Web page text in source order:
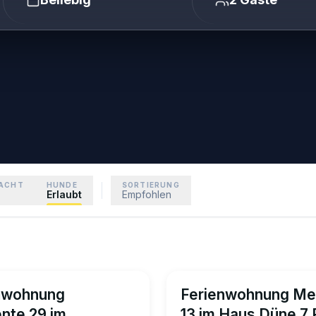
Wir helfen
HUNDE
Erlaubt
SORTIERUNG
Empfohlen
Ferienwohnung